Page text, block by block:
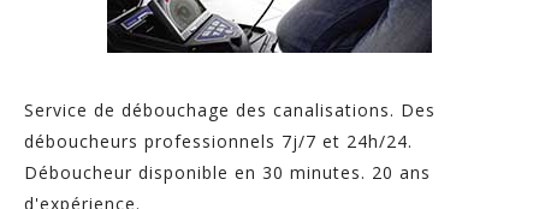
Service de débouchage des canalisations. Des
déboucheurs professionnels 7j/7 et 24h/24.
Déboucheur disponible en 30 minutes. 20 ans
d'expérience.